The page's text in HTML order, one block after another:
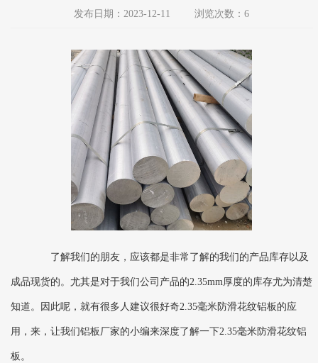
发布日期：2023-12-11 浏览次数：6
了解我们的朋友，应该都是非常了解的我们的产品库存以及
成品现货的。尤其是对于我们公司产品的2.35mm厚度的库存尤为清楚
知道。因此呢，就有很多人建议很好奇2.35毫米防滑花纹铝板的应
用，来，让我们铝板厂家的小编来深度了解一下2.35毫米防滑花纹铝
板。